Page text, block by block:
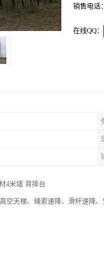
销售电话：
在线QQ：
4米墙 背摔台
空天梯、绳索速降、滑杆速降